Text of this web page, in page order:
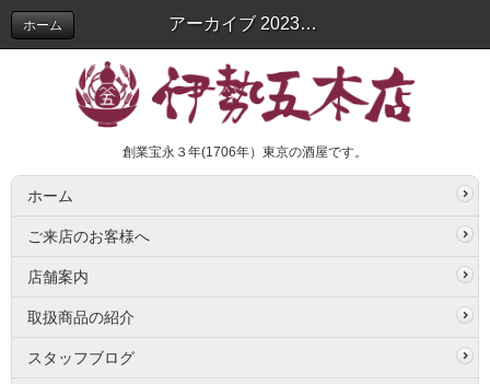
アーカイブ 2023年05月 | スタッフブログ
ホーム
創業宝永３年(1706年）東京の酒屋です。
ホーム
ご来店のお客様へ
店舗案内
取扱商品の紹介
スタッフブログ